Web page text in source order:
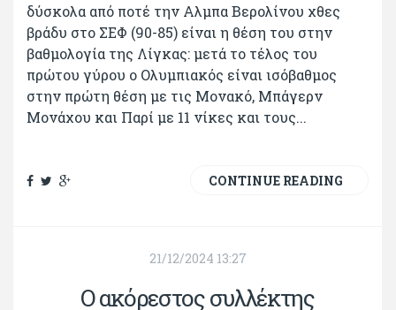
δύσκολα από ποτέ την Αλμπα Βερολίνου χθες
βράδυ στο ΣΕΦ (90-85) είναι η θέση του στην
βαθμολογία της Λίγκας: μετά το τέλος του
πρώτου γύρου ο Ολυμπιακός είναι ισόβαθμος
στην πρώτη θέση με τις Μονακό, Μπάγερν
Μονάχου και Παρί με 11 νίκες και τους...
CONTINUE READING
21/12/2024 13:27
O ακόρεστος συλλέκτης